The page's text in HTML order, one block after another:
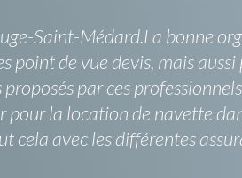
Saint-Médard.La bonne
de vue devis, mais
par ces
la location de navette
avec les différentes